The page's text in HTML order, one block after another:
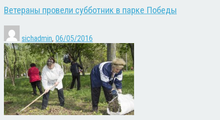
Ветераны провели субботник в парке Победы
sichadmin, 06/05/2016